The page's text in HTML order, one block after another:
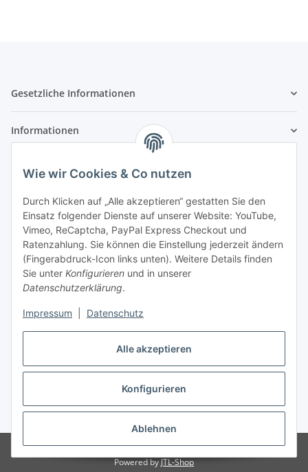
Alle akzeptieren
Konfigurieren
Ablehnen
Wie wir Cookies & Co nutzen
Durch Klicken auf „Alle akzeptieren“ gestatten Sie den
Einsatz folgender Dienste auf unserer Website: YouTube,
Vimeo, ReCaptcha, PayPal Express Checkout und
Ratenzahlung. Sie können die Einstellung jederzeit ändern
(Fingerabdruck-Icon links unten). Weitere Details finden
Sie unter Konfigurieren und in unserer
Datenschutzerklärung.
Impressum Datenschutz
Gesetzliche Informationen
Informationen
Zahlung und Versand
Adresse
Anita Schlifke
07639 Bad Klosterlausnitz
Telefon:03660191509
Vertrag widerrufen
* Alle Preise inkl. gesetzlicher USt., zzgl.Versand
© autoteile-anita.de
Powered byJTL-Shop